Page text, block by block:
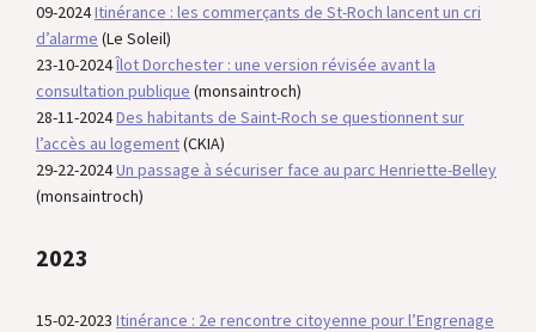
09-2024Itinérance : les commerçants de St-Roch lancent un cri
d’alarme (Le Soleil)
23-10-2024Îlot Dorchester : une version révisée avant la
consultation publique (monsaintroch)
28-11-2024Des habitants de Saint-Roch se questionnent sur
l’accès au logement(CKIA)
29-22-2024Un passage à sécuriser face au parc Henriette-Belley
(monsaintroch)
2023
15-02-2023 Itinérance : 2e rencontre citoyenne pour l’Engrenage